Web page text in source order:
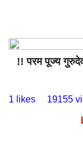
!! परम पूज्य गुरुदेव
1 likes 19155